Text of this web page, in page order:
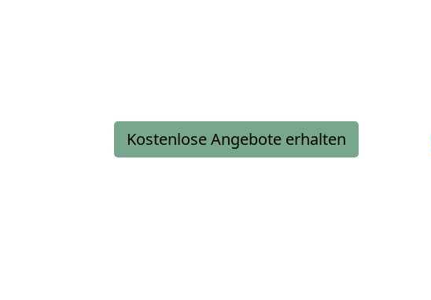
Kostenlose Angebote erhalten